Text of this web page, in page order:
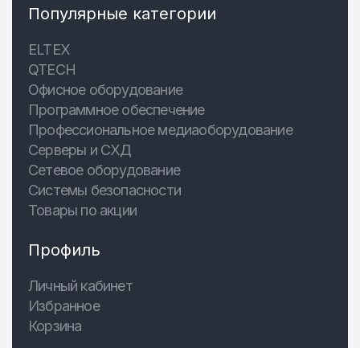
Популярные категории
ELTEX
QTECH
Офисное оборудование
Программное обеспечение
Профессиональное медиаоборудование
Серверы и СХД
Сетевое оборудование
Системы безопасности
Товары по акции
Профиль
Личный кабинет
Избранное
Корзина